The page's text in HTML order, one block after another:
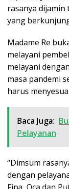
rasanya
yang
Madame Re
melayani
melayani
masa pandemi
harus
Baca Juga:
Pelayanan
“Dimsum
dengan